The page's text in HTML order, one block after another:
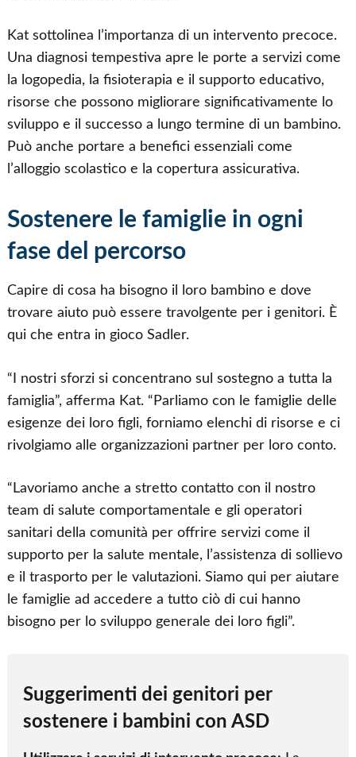
Kat sottolinea l’importanza di un intervento precoce.
Una diagnosi tempestiva apre le porte a servizi come
la logopedia, la fisioterapia e il supporto educativo,
risorse che possono migliorare significativamente lo
sviluppo e il successo a lungo termine di un bambino.
Può anche portare a benefici essenziali come
l’alloggio scolastico e la copertura assicurativa.
Sostenere le famiglie in ogni
fase del percorso
Capire di cosa ha bisogno il loro bambino e dove
trovare aiuto può essere travolgente per i genitori. È
qui che entra in gioco Sadler.
“I nostri sforzi si concentrano sul sostegno a tutta la
famiglia”, afferma Kat. “Parliamo con le famiglie delle
esigenze dei loro figli, forniamo elenchi di risorse e ci
rivolgiamo alle organizzazioni partner per loro conto.
“Lavoriamo anche a stretto contatto con il nostro
team di salute comportamentale e gli operatori
sanitari della comunità per offrire servizi come il
supporto per la salute mentale, l’assistenza di sollievo
e il trasporto per le valutazioni. Siamo qui per aiutare
le famiglie ad accedere a tutto ciò di cui hanno
bisogno per lo sviluppo generale dei loro figli”.
Suggerimenti dei genitori per
sostenere i bambini con ASD